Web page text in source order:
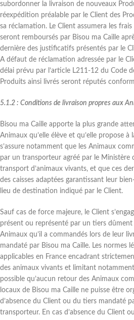
subordonner la livraison de nouveaux
réexpédition préalable par le Client des
sa réclamation. Le Client assumera les
seront remboursés par Bisou ma Caille
dernière des justificatifs présentés par le
A défaut de réclamation adressée par le
délai prévu par l’article L211-12 du Code
Produits ainsi livrés seront réputés
5.1.2 : Conditions de livraison propres aux
Bisou ma Caille apporte la plus grande
Animaux qu’elle élève et qu’elle propose à
s’assure notamment que les Animaux
par un transporteur agréé par le Ministère
transport d’animaux vivants, et que ces
des caisses adaptées garantissant leur
lieu de destination indiqué par le Client.
Sauf cas de force majeure, le Client
présent ou représenté par un tiers
Animaux qu’il a commandés lors de leur
mandaté par Bisou ma Caille. Les normes
applicables en France encadrant
des animaux vivants et limitant
possible qu’aucun retour des Animaux
locaux de Bisou ma Caille ne puisse être
d’absence du Client ou du tiers mandaté
transporteur. En cas d’absence du Client